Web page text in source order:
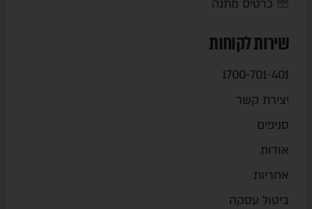
כרטיס מתנה
שירות לקוחות
1700-701-401
יצירת קשר
סניפים
אודות
אחריות
ביטול עסקה